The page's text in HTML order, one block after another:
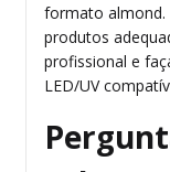
formato almond.
produtos
profissional e
LED/UV